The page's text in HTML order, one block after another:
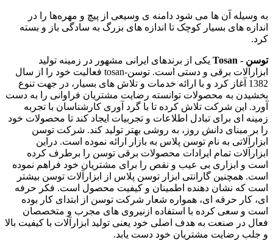
به وسیله آن ها می شود دامنه ی وسیعی از پیچ و مهره‌ها را در
اندازه های بسیار کوچک تا اندازه های بزرگ به سادگی باز و بسته
کرد.
توسن - Tosan
یکی از برندهای ایرانی مشهور در زمینه تولید
ابزارآلات برقی و دستی است. توسن-tosan فعالیت خود را از سال
1382 آغاز کرد و با ارائه خدمات و تلاش های بسیار، در جهت تنوع
بخشیدن به محصولات توانسته رضایت مشتریان فراوانی را به دست
آورد. این شرکت تلاش کرده تا با گرد آوری کارشناسان با تجربه
زمینه ای برای تبادل اطلاعات و تجربیات ایجاد کند تا محصولات خود
را بر مبنای دانش روز، به روشی بهتر تولید کند. شرکت توسن
ابزارآلاتی به نام توسن پلاس به بازار ارائه نموده است. دراین
ابزارآلات تمام ایرادات محصولات برقی توسن را برطرف کرده
است و ابزاری بی عیب و نقص را برای مشتریان خود فراهم نموده
است. همچنین گارانتی ابزار توسن پلاس از ابزارآلات توسن بیشتر
است که نشان دهنده اطمینان و کیفیت محصول است. فکر حرفه
ای، کار حرفه ای، همواره شعار شرکت توسن از ابتدای کار بوده
است و سعی کرده با استفاده ازنیروی های مجرب و متخصصان
فعال در صنعت به هدف اصلی خود یعنی تولید ابزارآلات با کیفیت بالا
و جلب رضایت مشتریان خود دست یابد.